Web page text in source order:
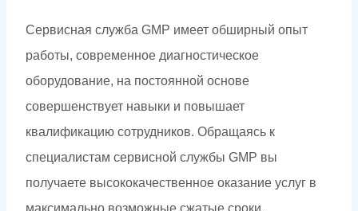
Сервисная служба GMP имеет обширный опыт
работы, современное диагностическое
оборудование, на постоянной основе
совершенствует навыки и повышает
квалификацию сотрудников. Обращаясь к
специалистам сервисной службы GMP вы
получаете высококачественное оказание услуг в
максимально возможные сжатые сроки.